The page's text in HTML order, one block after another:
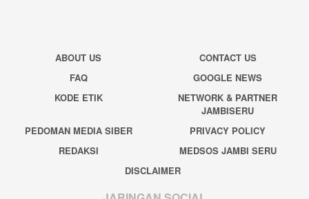
ABOUT US
CONTACT US
FAQ
GOOGLE NEWS
KODE ETIK
NETWORK & PARTNER
JAMBISERU
PEDOMAN MEDIA SIBER
PRIVACY POLICY
REDAKSI
MEDSOS JAMBI SERU
DISCLAIMER